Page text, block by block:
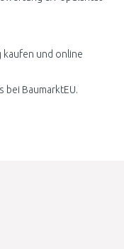
kaufen und online
bei BaumarktEU.